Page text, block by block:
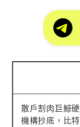
散戶割肉巨鯨
機構抄底，比